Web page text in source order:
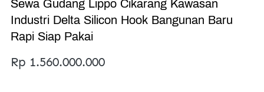
Sewa Gudang Lippo Cikarang Kawasan
Industri Delta Silicon Hook Bangunan Baru
Rapi Siap Pakai
Rp 1.560.000.000